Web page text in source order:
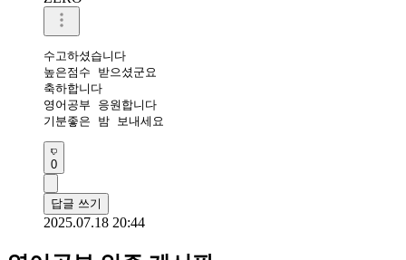
수고하셨습니다
높은점수 받으셨군요
축하합니다
영어공부 응원합니다
기분좋은 밤 보내세요
0
답글 쓰기
2025.07.18 20:44